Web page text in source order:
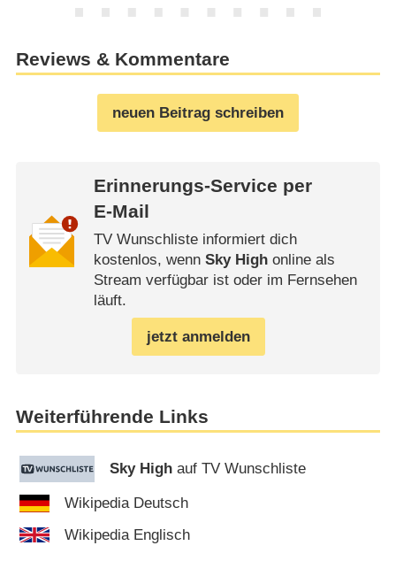
Reviews & Kommentare
neuen Beitrag schreiben
Erinnerungs-Service per
E-Mail
TV Wunschliste informiert dich
kostenlos, wenn Sky Highonline als
Stream verfügbar ist oder im Fernsehen
läuft.
jetzt anmelden
Weiterführende Links
Sky High auf TV Wunschliste
Wikipedia Deutsch
Wikipedia Englisch